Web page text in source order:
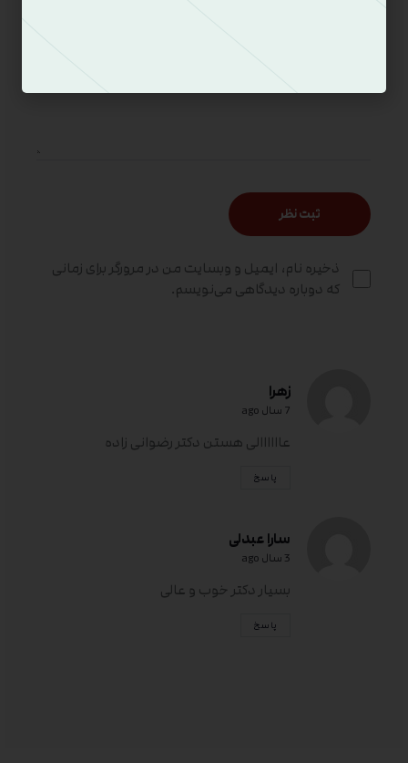
ذخیره نام، ایمیل و وبسایت من در مرورگر برای زمانی
که دوباره دیدگاهی می‌نویسم.
زهرا
7 سال ago
عاااااالى هستن دکتر رضوانى زاده
پاسخ
سارا عبدلی
3 سال ago
بسیار دکتر خوب و عالی
پاسخ